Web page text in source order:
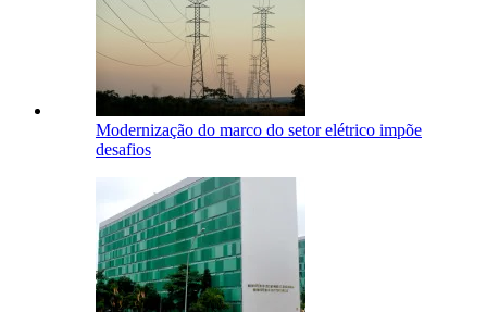
Modernização do marco do setor elétrico impõe
desafios